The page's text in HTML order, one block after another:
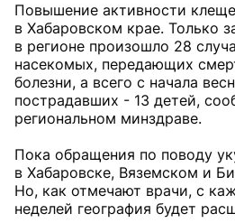
Повышение активности
в Хабаровском крае. Только
в регионе произошло 28
насекомых, передающих
болезни, а всего с начала
пострадавших - 13 детей,
региональном минздраве.
Пока обращения по поводу
в Хабаровске, Вяземском и
Но, как отмечают врачи, с
неделей география будет